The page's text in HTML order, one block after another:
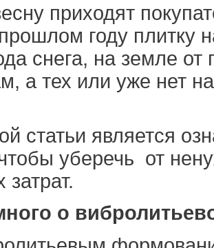
приходят
году плитку
снега, на земле
а тех или уже нет
статьи является
уберечь от
о